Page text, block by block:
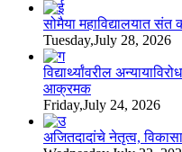
सोमैया महाविद्यालयात संत
Tuesday,July 28, 2026
विद्यार्थ्यांवरील
आक्रमक
Friday,July 24, 2026
अजितदादांचे नेतृत्व,